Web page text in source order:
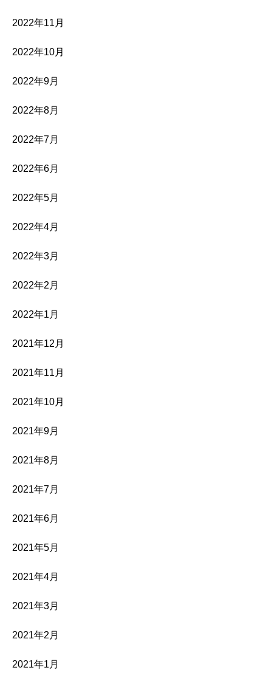
2022年11月
2022年10月
2022年9月
2022年8月
2022年7月
2022年6月
2022年5月
2022年4月
2022年3月
2022年2月
2022年1月
2021年12月
2021年11月
2021年10月
2021年9月
2021年8月
2021年7月
2021年6月
2021年5月
2021年4月
2021年3月
2021年2月
2021年1月